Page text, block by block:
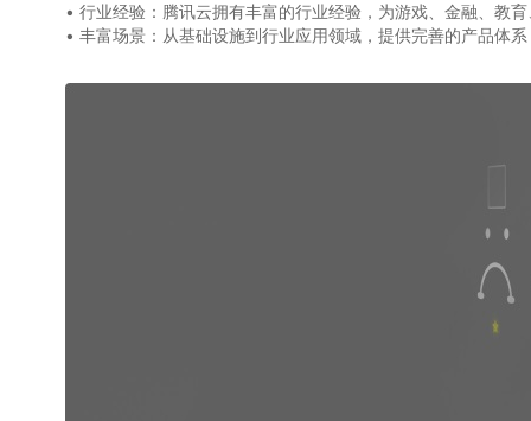
• 行业经验：腾讯云拥有丰富的行业经验，为游戏、金融、教
• 丰富场景：从基础设施到行业应用领域，提供完善的产品体